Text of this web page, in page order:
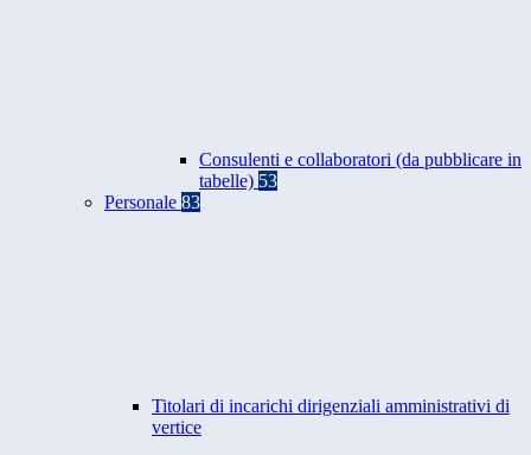
Consulenti e collaboratori (da pubblicare in
tabelle) 53
Personale 83
Titolari di incarichi dirigenziali amministrativi di
vertice